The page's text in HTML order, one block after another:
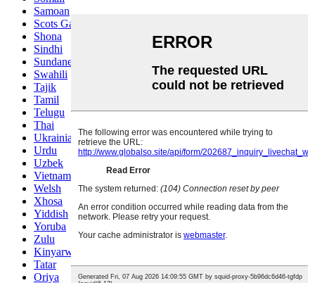
Samoan
Scots Gaelic
Shona
Sindhi
Sundanese
Swahili
Tajik
Tamil
Telugu
Thai
Ukrainian
Urdu
Uzbek
Vietnamese
Welsh
Xhosa
Yiddish
Yoruba
Zulu
Kinyarwanda
Tatar
Oriya